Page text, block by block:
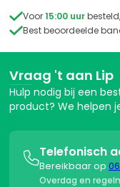
9.6/10
Voor15:00 uur
Best beoordeelde
Vraag 't aan Lip
Hulp nodig bij een
product? We helpen
Telefonisch
Bereikbaar op
Overdag en